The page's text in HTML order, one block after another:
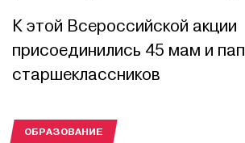
К этой Всероссийской акции
присоединились 45 мам и пап
старшеклассников
ОБРАЗОВАНИЕ